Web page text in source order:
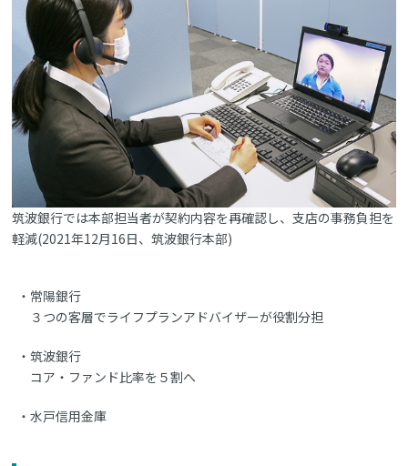
筑波銀行では本部担当者が契約内容を再確認し、支店の事務負担を
軽減(2021年12月16日、筑波銀行本部)
常陽銀行
３つの客層でライフプランアドバイザーが役割分担
筑波銀行
コア・ファンド比率を５割へ
水戸信用金庫